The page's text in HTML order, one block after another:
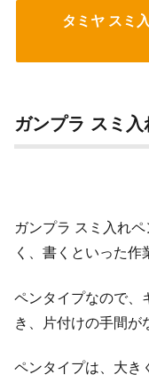
タミヤ スミ
ガンプラ スミ
ガンプラ スミ入れ
く、書くといった作
ペンタイプなので、
き、片付けの手間が
ペンタイプは、大き